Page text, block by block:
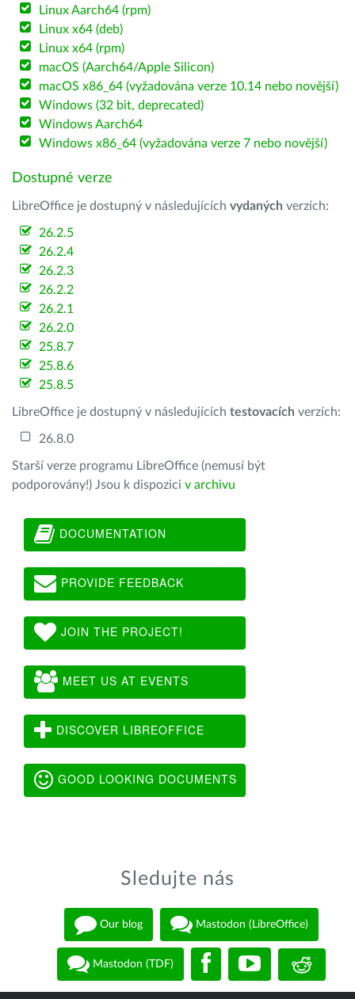
Linux Aarch64 (rpm)
Linux x64 (deb)
Linux x64 (rpm)
macOS (Aarch64/Apple Silicon)
macOS x86_64 (vyžadována verze 10.14 nebo novější)
Windows (32 bit, deprecated)
Windows Aarch64
Windows x86_64 (vyžadována verze 7 nebo novější)
Dostupné verze
LibreOffice je dostupný v následujících vydaných verzích:
26.2.5
26.2.4
26.2.3
26.2.2
26.2.1
26.2.0
25.8.7
25.8.6
25.8.5
LibreOffice je dostupný v následujících testovacích verzích:
26.8.0
Starší verze programu LibreOffice (nemusí být
podporovány!) Jsou k dispozici v archivu
DOCUMENTATION
PROVIDE FEEDBACK
JOIN THE PROJECT!
MEET US AT EVENTS
DISCOVER LIBREOFFICE
GOOD LOOKING DOCUMENTS
Sledujte nás
Our blog Mastodon (LibreOffice)
Mastodon (TDF)